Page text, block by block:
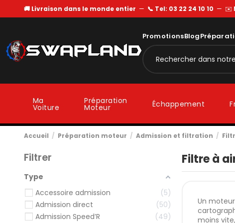
🚚 Livraison dans le monde entier — 📞 Tel: 03 22 24 10 10 — ✉️
PromotionsBlog
Ma
Voiture
Préparation
Moteur Échappement
Accueil Préparation moteur Admission et filtration
Filtre à
Un
moins
Filtrer
Type
Accessoire admission
5
Admission direct
50
Admission Speed’R
49